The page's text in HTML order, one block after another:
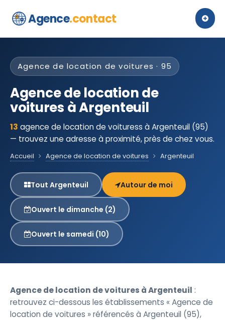
Agence.contact
Agence de location de voitures · 95
Agence de location de
voitures à Argenteuil
13 agence de location de voituress à Argenteuil (95)
— trouvez une adresse à proximité, près de chez vous.
Accueil Agence de location de voitures Argenteuil
Tout Argenteuil Autour de moi
Ouvert le dimanche (2)
Ouvert le samedi (10)
Agence de location de voitures à Argenteuil :
retrouvez ci-dessous les établissements « Agence de
location de voitures » référencés à Argenteuil (95),